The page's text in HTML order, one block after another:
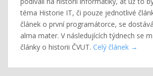
téma Historie IT, či pouze jednotlivé
článek o první programátorce, se
alma mater. V následujících týdnech se
články o historii ČVUT. Celý článek